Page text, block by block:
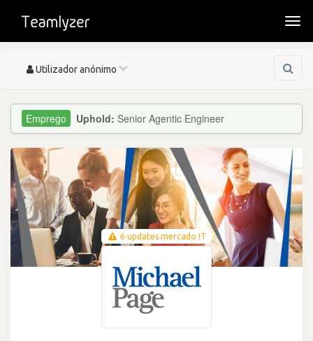
Toggle
Utilizador anónimo
Uphold: Senior Agentic Engineer
6 updates mercado IT